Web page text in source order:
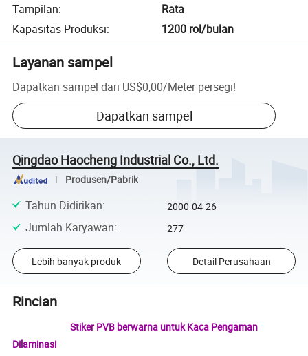
Tampilan:
Rata
Kapasitas Produksi: 1200 rol/bulan
Layanan sampel
Dapatkan sampel dari US$0,00/Meter persegi!
Dapatkan sampel
Qingdao Haocheng Industrial Co., Ltd.
Produsen/Pabrik
Tahun Didirikan: 2000-04-26
Jumlah Karyawan: 277
Lebih banyak produk Detail Perusahaan
Rincian
Stiker PVB berwarna untuk Kaca Pengaman
Dilaminasi